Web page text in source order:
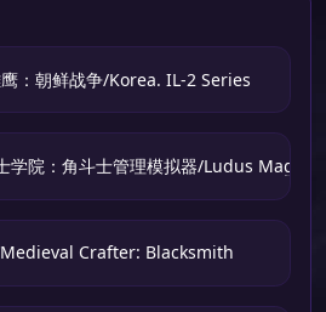
：朝鲜战争/Korea. IL-2 Series
学院：角斗士管理模拟器/Ludus
Crafter: Blacksmith